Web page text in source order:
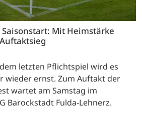
Mit Heimstärke
letzten Pflichtspiel wird es
wieder ernst. Zum Auftakt der
wartet am Samstag im
Barockstadt Fulda-Lehnerz.